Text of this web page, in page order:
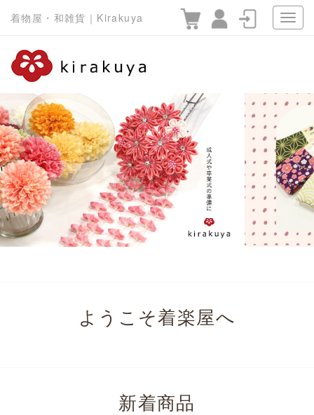
着物屋・和雑貨｜Kirakuya
ようこそ着楽屋へ
新着商品